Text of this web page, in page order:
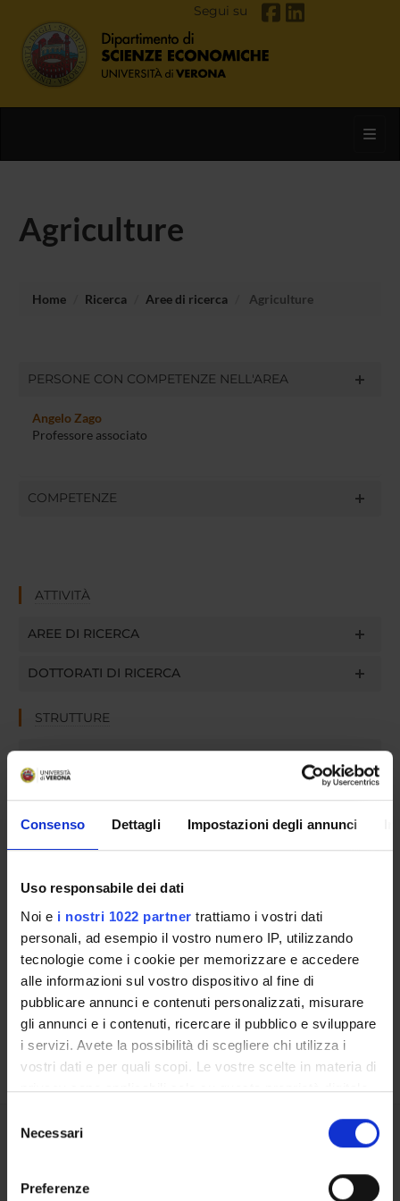
Consenso Dettagli Impostazioni degli annunci
Uso responsabile dei dati
Noi e i nostri 1022 partner trattiamo i vostri dati
personali, ad esempio il vostro numero IP, utilizzando
tecnologie come i cookie per memorizzare e accedere
alle informazioni sul vostro dispositivo al fine di
pubblicare annunci e contenuti personalizzati, misurare
gli annunci e i contenuti, ricercare il pubblico e sviluppare
i servizi. Avete la possibilità di scegliere chi utilizza i
vostri dati e per quali scopi. Le vostre scelte in materia di
privacy sono applicabili solo su questa proprietà digitale
modificare o revocare il proprio consenso in qualsiasi
momento dalla Dichiarazione sui cookie o facendo clic
delNecessari
Preferenze
Segui su
Agriculture
Home Ricerca Aree di ricerca Agriculture
PERSONE CON COMPETENZE NELL'AREA
Angelo Zago
Professore associato
COMPETENZE
ATTIVITÀ
AREE DI RICERCA
DOTTORATI DI RICERCA
STRUTTURE
BIBLIOTECHE
LABORATORI DI RICERCA
Contatti
Persone
Luoghi
Calendario